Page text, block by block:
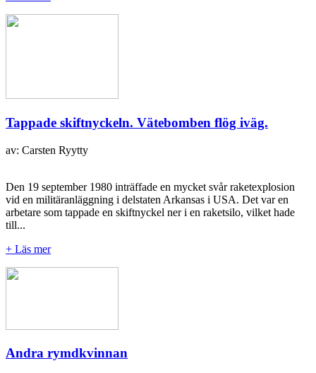
Tappade skiftnyckeln. Vätebomben flög iväg.
av: Carsten Ryytty
Den 19 september 1980 inträffade en mycket svår raketexplosion
vid en militäranläggning i delstaten Arkansas i USA. Det var en
arbetare som tappade en skiftnyckel ner i en raketsilo, vilket hade
till...
+ Läs mer
Andra rymdkvinnan